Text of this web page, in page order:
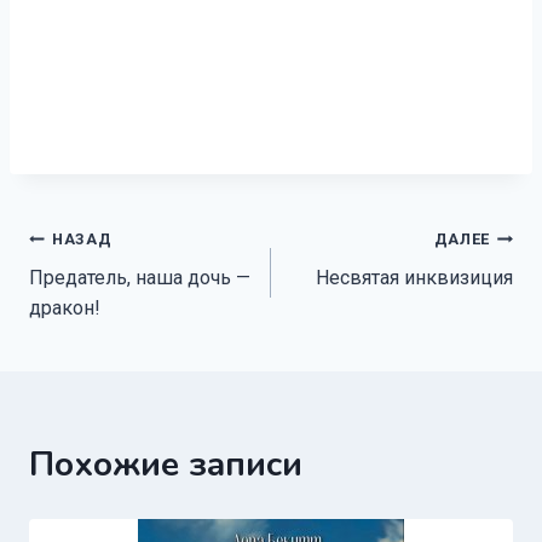
Навигация
по
НАЗАД
Предатель, наша дочь —
дракон!
ДАЛЕЕ
Несвятая инквизиция
Похожие записи